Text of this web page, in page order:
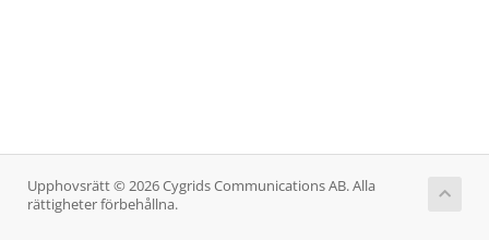
Upphovsrätt © 2026 Cygrids Communications AB. Alla
rättigheter förbehållna.